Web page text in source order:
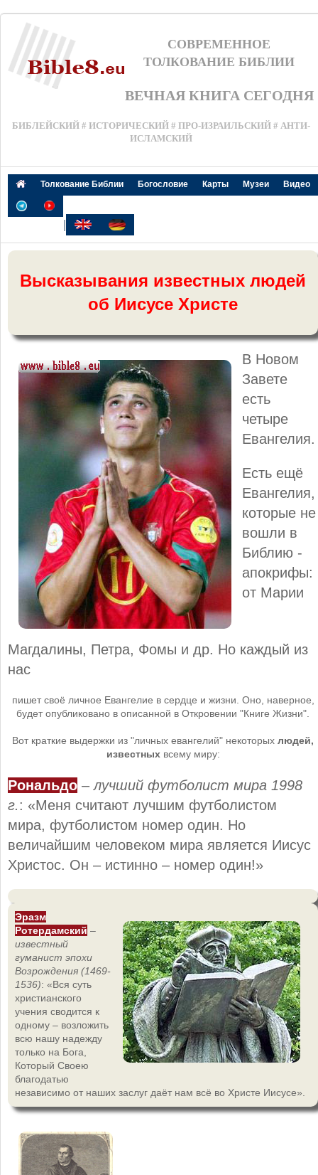
СОВРЕМЕННОЕ
ТОЛКОВАНИЕ БИБЛИИ
ВЕЧНАЯ КНИГА СЕГОДНЯ
БИБЛЕЙСКИЙ # ИСТОРИЧЕСКИЙ # ПРО-ИЗРАИЛЬСКИЙ # АНТИ-
ИСЛАМСКИЙ
Толкование Библии Богословие Карты Музеи Видео
|
Высказывания известных людей
об Иисусе Христе
В Новом
Завете
есть
четыре
Евангелия.
Есть ещё
Евангелия,
которые не
вошли в
Библию -
апокрифы:
от Марии
Магдалины, Петра, Фомы и др. Но каждый из
нас
пишет своё личное Евангелие в сердце и жизни. Оно, наверное,
будет опубликовано в описанной в Откровении "Книге Жизни".
Вот краткие выдержки из "личных евангелий" некоторых людей,
известных всему миру:
Рональдо –лучший футболист мира 1998
г.: «Меня считают лучшим футболистом
мира, футболистом номер один. Но
величайшим человеком мира является Иисус
Христос. Он – истинно – номер один!»
Эразм
Ротердамский –
известный
гуманист эпохи
Возрождения (1469-
1536): «Вся суть
христианского
учения сводится к
одному – возложить
всю нашу надежду
только на Бога,
Который Своею
благодатью
независимо от наших заслуг даёт нам всё во Христе Иисусе».